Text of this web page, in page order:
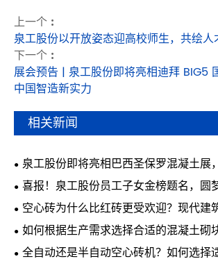
上一个 :
泉工股份以开放姿态迎高校师生，共绘人
下一个 :
展会预告 | 泉工股份即将亮相迪拜 BIG5
中国智造新实力
相关新闻
泉工股份即将亮相巴西圣保罗混凝土展
行业盛会
喜报！泉工股份员工子女金榜题名，圆
空心砖为什么比红砖更受欢迎？现代建
如何根据生产需求选择合适的混凝土砌
全自动还是半自动空心砖机？如何选择